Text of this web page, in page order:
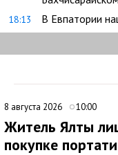
18:13 В Евпатории
8 августа 2026 10:00
Житель Ялты
покупке